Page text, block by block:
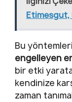
Etimesgut,
Bu
engelleyen
bir etki
kendinize
zaman